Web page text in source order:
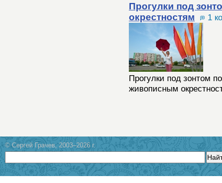
Прогулки под
окрестностям
1
Прогулки под зонтом
живописным
© Сергей Грачев, 2003–2026 г.